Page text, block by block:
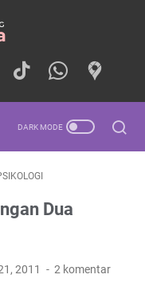
Dua
2011 2 komentar